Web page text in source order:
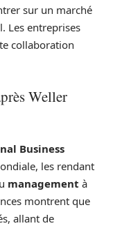
sur un marché
Les entreprises
collaboration
Weller
Business
les rendant
management à
montrent que
allant de